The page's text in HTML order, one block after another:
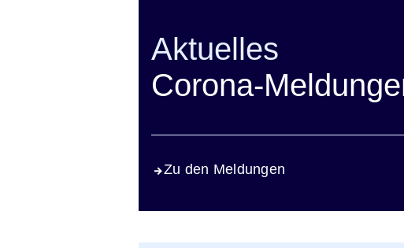
Aktuelles
Corona-
Zu den Meldungen